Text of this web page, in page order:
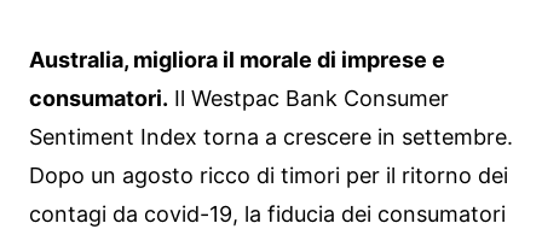
Australia, migliora il morale di imprese e
consumatori. Il Westpac Bank Consumer
Sentiment Index torna a crescere in settembre.
Dopo un agosto ricco di timori per il ritorno dei
contagi da covid-19, la fiducia dei consumatori